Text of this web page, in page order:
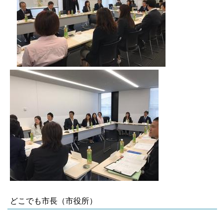
どこでも市長（市役所）